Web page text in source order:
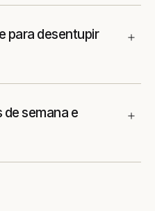
para desentupir
semana e